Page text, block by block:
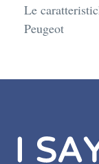
Le
Peugeot